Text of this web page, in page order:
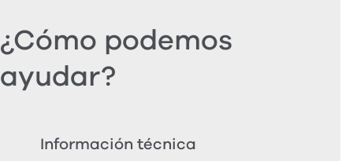
¿Cómo podemos
ayudar?
Información técnica